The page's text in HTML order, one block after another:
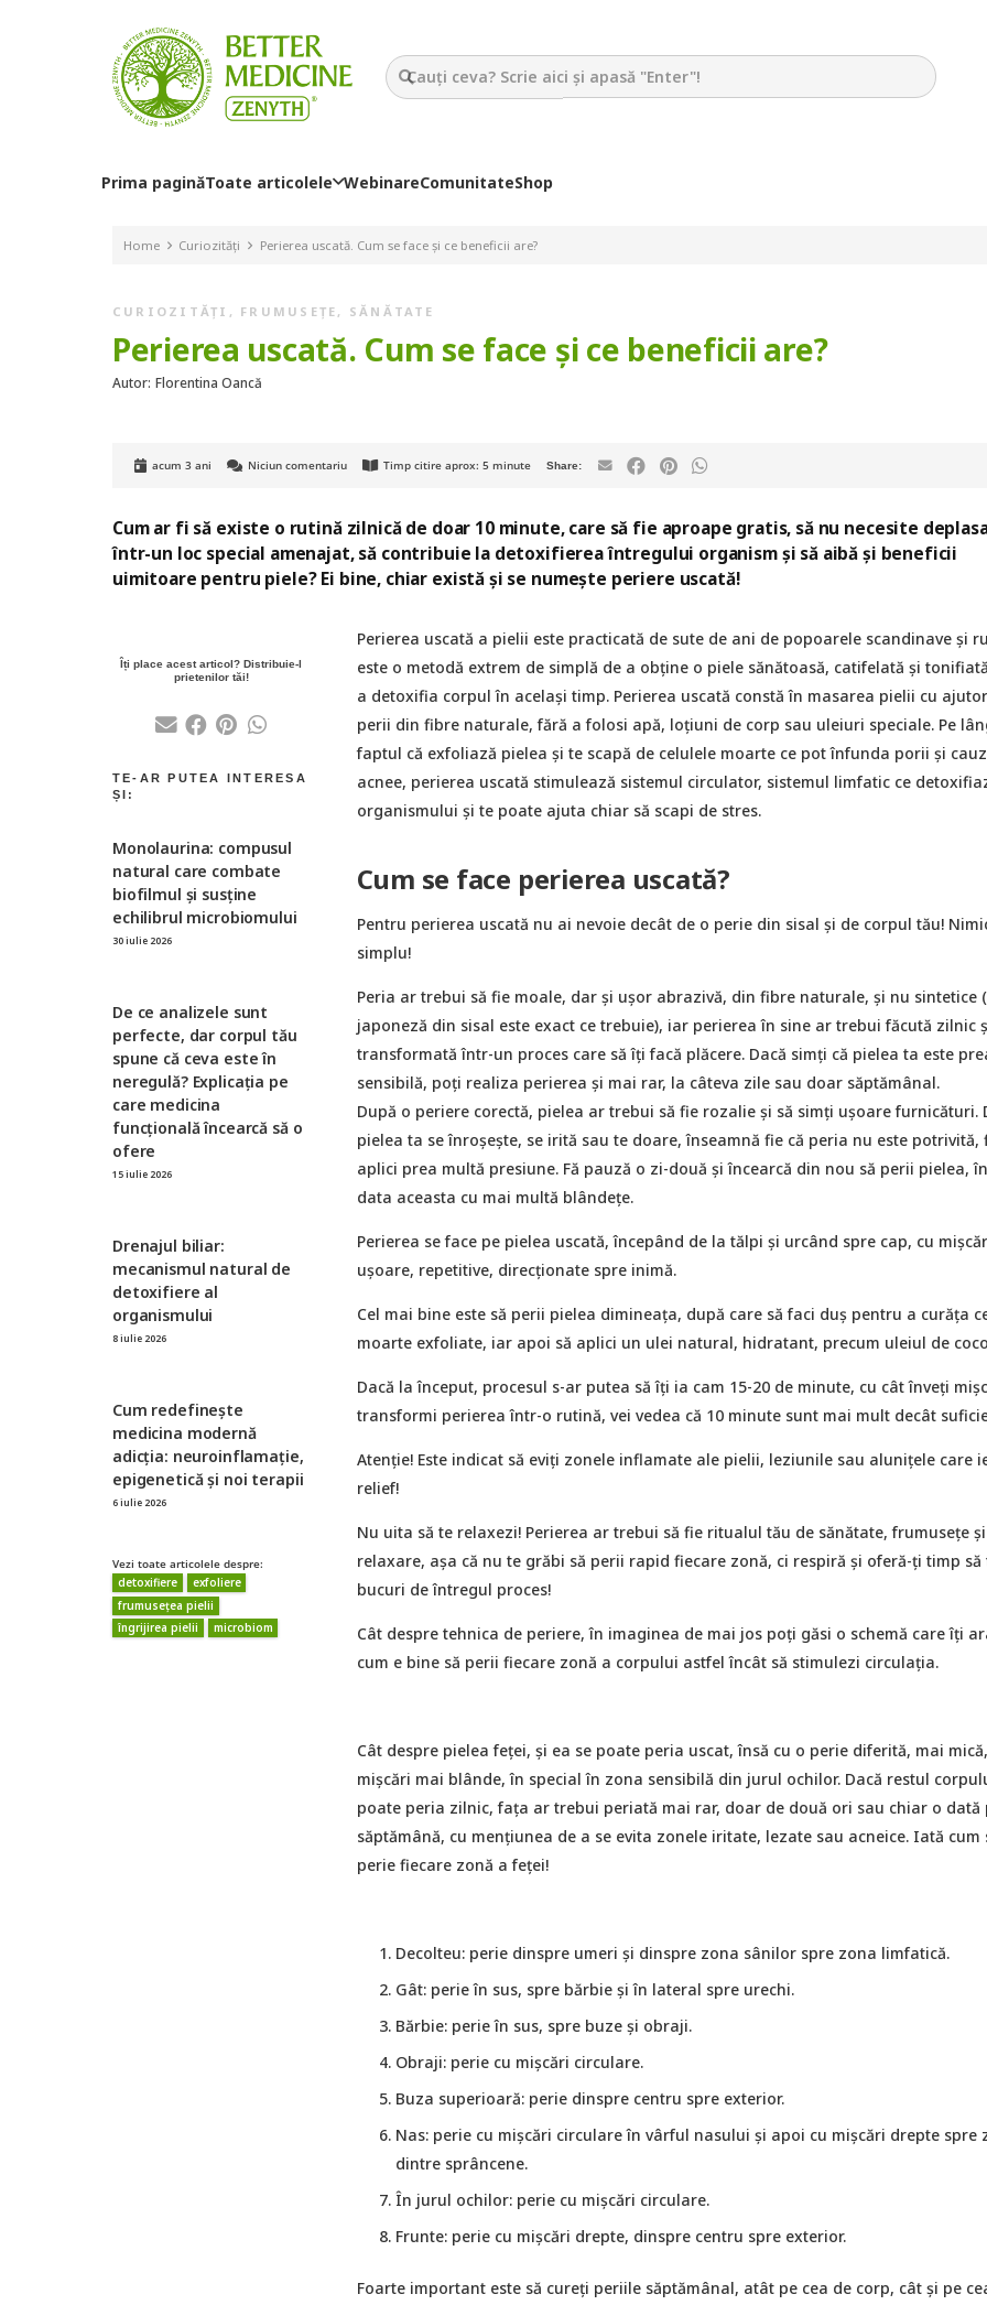
Prima paginăToate articolele WebinareComunitateShop
Home Curiozități Perierea uscată. Cum se face și ce beneficii are?
CURIOZITĂȚI , FRUMUSEȚE , SĂNĂTATE
Perierea uscată. Cum se face și ce beneficii are?
Autor: Florentina Oancă
acum 3 ani Niciun comentariu Timp citire aprox: 5 minute
Cum ar fi să existe o rutină zilnică de doar 10 minute, care să fie aproape gratis, să nu necesite
într-un loc special amenajat, să contribuie la detoxifierea întregului organism și să aibă și beneficii
uimitoare pentru piele? Ei bine, chiar există și se numește periere uscată!
Monolaurina: compusul
natural care combate
biofilmul și susține
echilibrul microbiomului
30 iulie 2026
De ce analizele sunt
perfecte, dar corpul tău
spune că ceva este în
neregulă? Explicația pe
care medicina
funcțională încearcă să o
ofere
15 iulie 2026
Drenajul biliar:
mecanismul natural de
detoxifiere al
organismului
8 iulie 2026
Cum redefinește
medicina modernă
adicția: neuroinflamație,
epigenetică și noi terapii
6 iulie 2026
Vezi toate articolele despre:
detoxifiere
exfoliere
frumusețea pielii
îngrijirea pielii
microbiom
Perierea uscată a pielii este practicată de sute de ani de popoarele scandinave și
este o metodă extrem de simplă de a obține o piele sănătoasă, catifelată și
a detoxifia corpul în același timp. Perierea uscată constă în masarea pielii cu
perii din fibre naturale, fără a folosi apă, loțiuni de corp sau uleiuri speciale. Pe
faptul că exfoliază pielea și te scapă de celulele moarte ce pot înfunda porii și
acnee, perierea uscată stimulează sistemul circulator, sistemul limfatic ce
organismului și te poate ajuta chiar să scapi de stres.
Cum se face perierea uscată?
Pentru perierea uscată nu ai nevoie decât de o perie din sisal și de corpul tău!
simplu!
Peria ar trebui să fie moale, dar și ușor abrazivă, din fibre naturale, și nu sintetice
japoneză din sisal este exact ce trebuie), iar perierea în sine ar trebui făcută zilnic
transformată într-un proces care să îți facă plăcere. Dacă simți că pielea ta este
sensibilă, poți realiza perierea și mai rar, la câteva zile sau doar săptămânal.
După o periere corectă, pielea ar trebui să fie rozalie și să simți ușoare furnicături.
pielea ta se înroșește, se irită sau te doare, înseamnă fie că peria nu este potrivită,
aplici prea multă presiune. Fă pauză o zi-două și încearcă din nou să perii pielea,
data aceasta cu mai multă blândețe.
Perierea se face pe pielea uscată, începând de la tălpi și urcând spre cap, cu
ușoare, repetitive, direcționate spre inimă.
Cel mai bine este să perii pielea dimineața, după care să faci duș pentru a curăța
moarte exfoliate, iar apoi să aplici un ulei natural, hidratant, precum uleiul de
Dacă la început, procesul s-ar putea să îți ia cam 15-20 de minute, cu cât înveți
transformi perierea într-o rutină, vei vedea că 10 minute sunt mai mult decât
Atenție! Este indicat să eviți zonele inflamate ale pielii, leziunile sau alunițele care
relief!
Nu uita să te relaxezi! Perierea ar trebui să fie ritualul tău de sănătate, frumusețe și
relaxare, așa că nu te grăbi să perii rapid fiecare zonă, ci respiră și oferă-ți timp să
bucuri de întregul proces!
Cât despre tehnica de periere, în imaginea de mai jos poți găsi o schemă care îți
cum e bine să perii fiecare zonă a corpului astfel încât să stimulezi circulația.
Cât despre pielea feței, și ea se poate peria uscat, însă cu o perie diferită, mai
mișcări mai blânde, în special în zona sensibilă din jurul ochilor. Dacă restul
poate peria zilnic, fața ar trebui periată mai rar, doar de două ori sau chiar o dată
săptămână, cu mențiunea de a se evita zonele iritate, lezate sau acneice. Iată cum
perie fiecare zonă a feței!
Decolteu: perie dinspre umeri și dinspre zona sânilor spre zona limfatică.
Gât: perie în sus, spre bărbie și în lateral spre urechi.
Bărbie: perie în sus, spre buze și obraji.
Obraji: perie cu mișcări circulare.
Buza superioară: perie dinspre centru spre exterior.
Nas: perie cu mișcări circulare în vârful nasului și apoi cu mișcări drepte spre
dintre sprâncene.
În jurul ochilor: perie cu mișcări circulare.
Frunte: perie cu mișcări drepte, dinspre centru spre exterior.
Foarte important este să cureți periile săptămânal, atât pe cea de corp, cât și pe